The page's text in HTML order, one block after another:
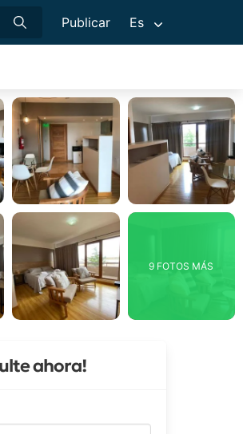
Publicar Es
9 FOTOS MÁS
ahora!